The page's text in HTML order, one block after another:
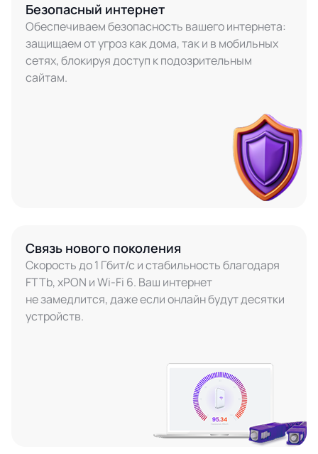
Безопасный интернет
Обеспечиваем безопасность вашего интернета:
защищаем от угроз как дома, так и в мобильных
сетях, блокируя доступ к подозрительным
сайтам.
Связь нового поколения
Скорость до 1 Гбит/с и стабильность благодаря
FTTb, xPON и Wi-Fi 6. Ваш интернет
не замедлится, даже если онлайн будут десятки
устройств.